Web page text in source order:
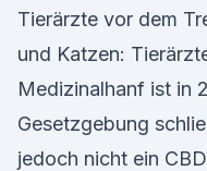
Tierärzte vor dem
und Katzen:
Medizinalhanf ist in
Gesetzgebung
jedoch nicht ein